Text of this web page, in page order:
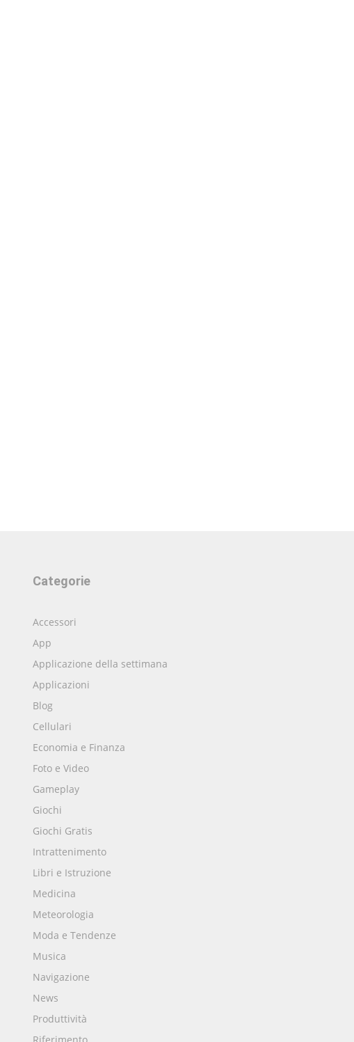
Categorie
Accessori
App
Applicazione della settimana
Applicazioni
Blog
Cellulari
Economia e Finanza
Foto e Video
Gameplay
Giochi
Giochi Gratis
Intrattenimento
Libri e Istruzione
Medicina
Meteorologia
Moda e Tendenze
Musica
Navigazione
News
Produttività
Riferimento